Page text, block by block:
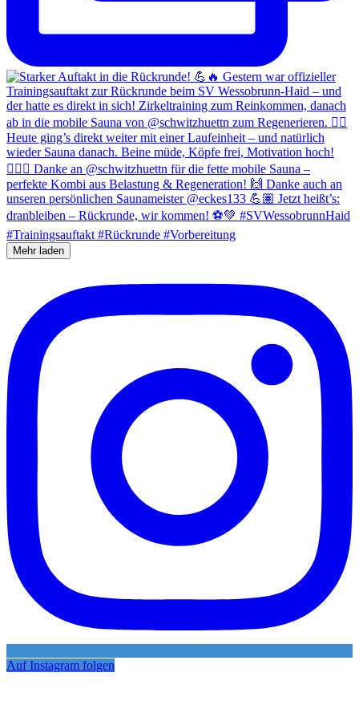
Mehr laden
Auf Instagram folgen